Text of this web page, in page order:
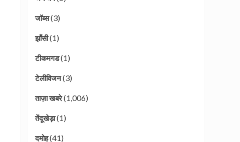
जॉब्स(3)
झाँसी(1)
टीकमगड(1)
टेलीविजन(3)
ताज़ा खबरे(1,006)
तेंदूखेड़ा(1)
दमोह(41)